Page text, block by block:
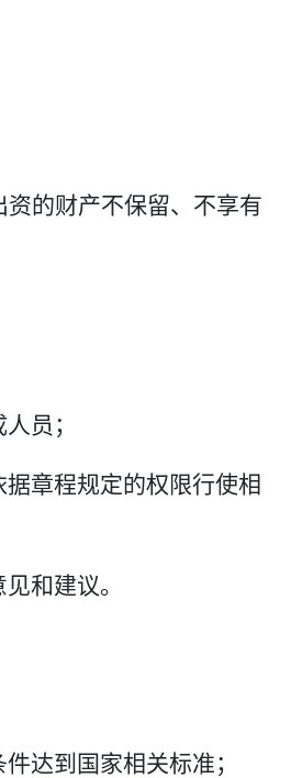
的财产不保留、不享有
员；
章程规定的权限行使相
和建议。
达到国家相关标准；